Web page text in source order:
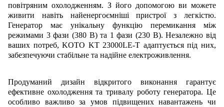
повітряним охолодженням. З його допомогою ви можете
живити навіть найенергоємніші пристрої з легкістю.
Генератор має унікальну функцію перемикання між
режимами 3 фази (380 В) та 1 фази (230 В). Незалежно від
ваших потреб, KOTO KT 23000LE-T адаптується під них,
забезпечуючи стабільне та надійне електроживлення.
Продуманий дизайн відкритого виконання гарантує
ефективне охолодження та тривалу роботу генератора. Це
особливо важливо за умов підвищених навантажень чи